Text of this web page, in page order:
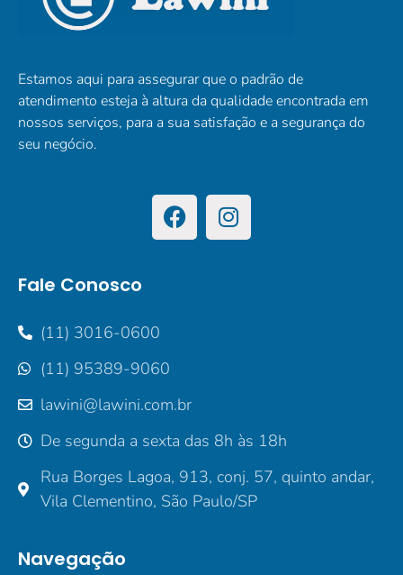
Estamos aqui para assegurar que o padrão de
atendimento esteja à altura da qualidade encontrada em
nossos serviços, para a sua satisfação e a segurança do
seu negócio.
Fale Conosco
(11) 3016-0600
(11) 95389-9060
lawini@lawini.com.br
De segunda a sexta das 8h às 18h
Rua Borges Lagoa, 913, conj. 57, quinto andar,
Vila Clementino, São Paulo/SP
Navegação